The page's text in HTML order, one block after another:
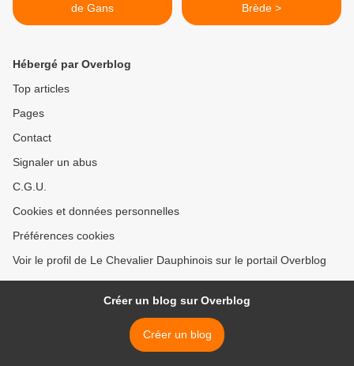
de Gans
Brède >
Hébergé par Overblog
Top articles
Pages
Contact
Signaler un abus
C.G.U.
Cookies et données personnelles
Préférences cookies
Voir le profil de Le Chevalier Dauphinois sur le portail Overblog
Créer un blog sur Overblog
Créer un blog